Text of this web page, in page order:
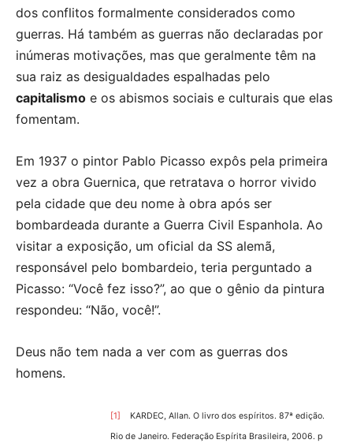
dos conflitos formalmente considerados como
guerras. Há também as guerras não declaradas por
inúmeras motivações, mas que geralmente têm na
sua raiz as desigualdades espalhadas pelo
capitalismo e os abismos sociais e culturais que elas
fomentam.
Em 1937 o pintor Pablo Picasso expôs pela primeira
vez a obra Guernica, que retratava o horror vivido
pela cidade que deu nome à obra após ser
bombardeada durante a Guerra Civil Espanhola. Ao
visitar a exposição, um oficial da SS alemã,
responsável pelo bombardeio, teria perguntado a
Picasso: “Você fez isso?”, ao que o gênio da pintura
respondeu: “Não, você!”.
Deus não tem nada a ver com as guerras dos
homens.
[1] KARDEC, Allan. O livro dos espíritos. 87ª edição.
Rio de Janeiro. Federação Espírita Brasileira, 2006. p